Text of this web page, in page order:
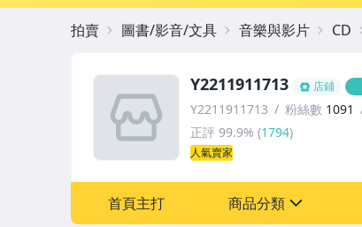
Y2211911713 店鋪
Y2211911713 粉絲數 1091
正評 99.9% (1794)
人氣賣家
首頁主打 商品分類
拍賣 圖書/影音/文具 音樂與影片 CD